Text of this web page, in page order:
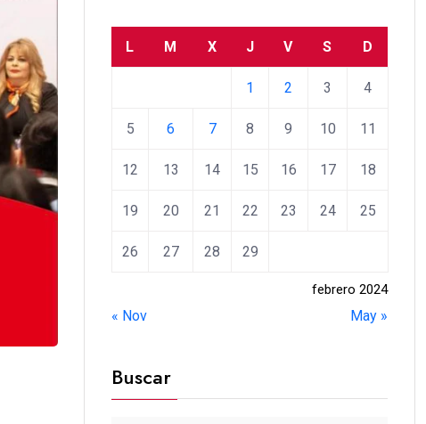
febrero 2024
L M X J V S D
1 2 3 4
5 6 7 8 9 10 11
12 13 14 15 16 17 18
19 20 21 22 23 24 25
26 27 28 29
« Nov May »
Buscar